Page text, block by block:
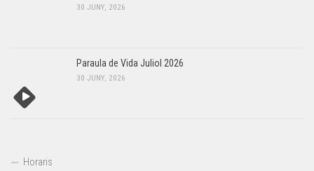
30 JUNY, 2026
Paraula de Vida Juliol 2026
30 JUNY, 2026
Horaris